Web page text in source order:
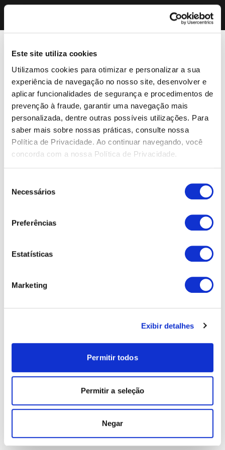
Este site utiliza cookies
Utilizamos cookies para otimizar e personalizar a sua
experiência de navegação no nosso site, desenvolver e
aplicar funcionalidades de segurança e procedimentos de
prevenção à fraude, garantir uma navegação mais
personalizada, dentre outras possíveis utilizações. Para
saber mais sobre nossas práticas, consulte nossa
Política de Privacidade. Ao continuar navegando, você
concorda com a nossa Política de Privacidade.
Necessários
Preferências
Estatísticas
Marketing
Exibir detalhes
Permitir todos
Permitir a seleção
Negar